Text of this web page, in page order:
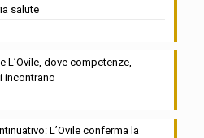
salute
L’Ovile, dove competenze,
incontrano
L’Ovile conferma la